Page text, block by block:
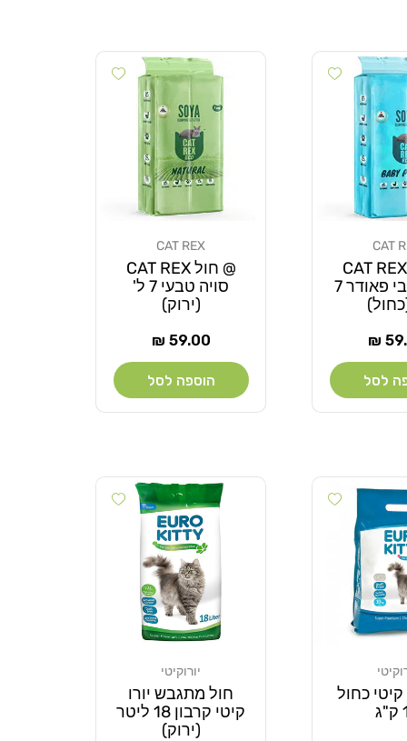
Add wishlist
CAT
@ חול CAT REX
סויה בייבי פאודר 7
לסל
Add wishlist
CAT REX
@ חול CAT REX
סויה טבעי 7 ל'
(ירוק)
מחיר
59.00 ₪
הוספה לסל
Add wishlist
קיטי כחול
Add wishlist
יורוקיטי
חול מתגבש יורו
קיטי קרבון 18 ליטר
(ירוק)